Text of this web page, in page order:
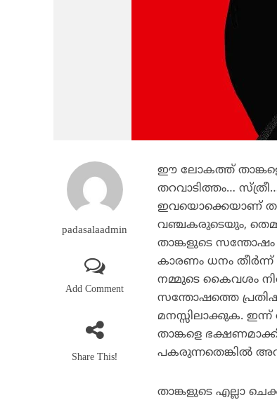
padasalaadmin
Add Comment
Share This!
ഈ ലോകത്ത് താങ്കളെ
തറവാടിത്തം…
ഇവയൊക്കെയാണ്
വഞ്ചകരുടെയും,
താങ്കളുടെ
കാരണം ധനം
നമ്മുടെ കൈവശം
സന്തോഷത്തെ
മനസ്സിലാക്കുക.
താങ്കളെ
പകരുന്നതെങ്കില്‍
താങ്കളുടെ എല്ലാ